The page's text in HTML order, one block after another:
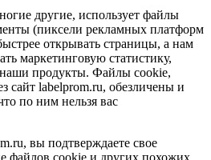
другие, использует файлы
(пиксели рекламных платформ
открывать страницы, а нам
маркетинговую статистику,
наши продукты. Файлы сookie,
сайт labelprom.ru, обезличены и
по ним нельзя вас
вы подтверждаете свое
файлов cookie и других похожих